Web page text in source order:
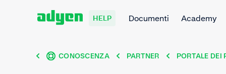
HELP Documenti Academy
CONOSCENZA PARTNER PORTALE DEI